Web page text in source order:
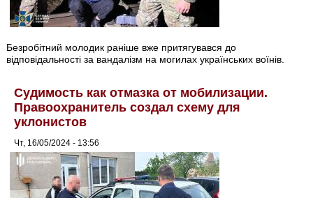
Безробітний молодик раніше вже притягувався до
відповідальності за вандалізм на могилах українських воїнів.
Судимость как отмазка от мобилизации.
Правоохранитель создал схему для
уклонистов
Чт, 16/05/2024 - 13:56